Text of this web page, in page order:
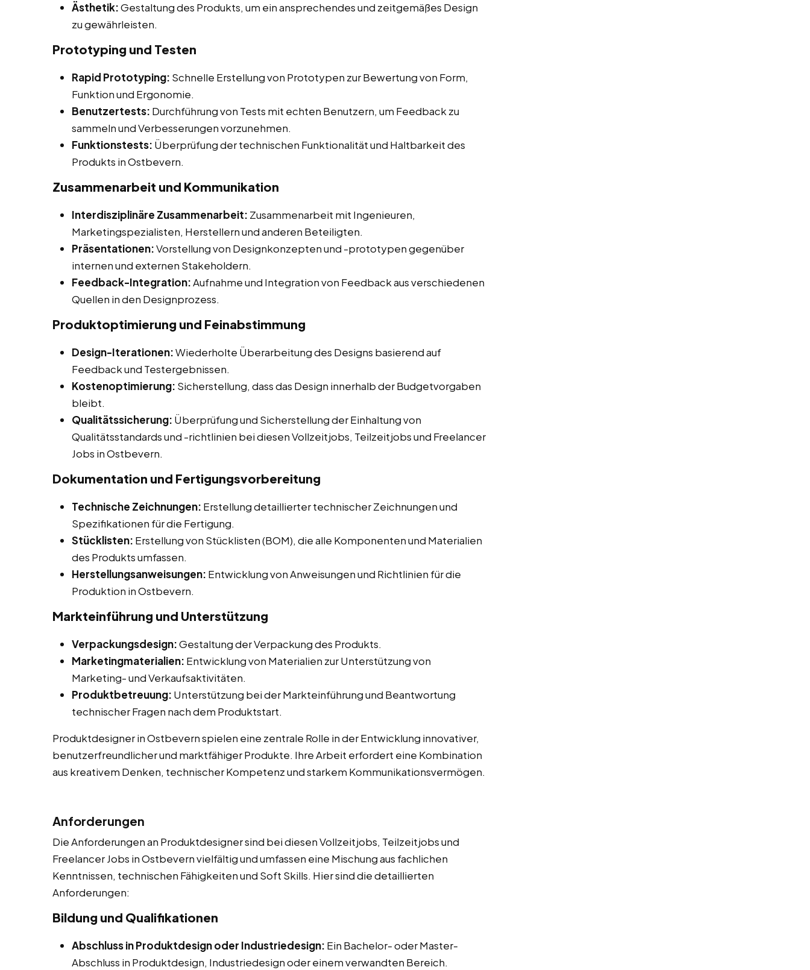
Ästhetik:Gestaltung des Produkts, um ein ansprechendes und zeitgemäßes Design
zu gewährleisten.
Prototyping und Testen
Rapid Prototyping: Schnelle Erstellung von Prototypen zur Bewertung von Form,
Funktion und Ergonomie.
Benutzertests: Durchführung von Tests mit echten Benutzern, um Feedback zu
sammeln und Verbesserungen vorzunehmen.
Funktionstests: Überprüfung der technischen Funktionalität und Haltbarkeit des
Produkts in Ostbevern.
Zusammenarbeit und Kommunikation
Interdisziplinäre Zusammenarbeit: Zusammenarbeit mit Ingenieuren,
Marketingspezialisten, Herstellern und anderen Beteiligten.
Präsentationen:Vorstellung von Designkonzepten und -prototypen gegenüber
internen und externen Stakeholdern.
Feedback-Integration:Aufnahme und Integration von Feedback aus verschiedenen
Quellen in den Designprozess.
Produktoptimierung und Feinabstimmung
Design-Iterationen:Wiederholte Überarbeitung des Designs basierend auf
Feedback und Testergebnissen.
Kostenoptimierung: Sicherstellung, dass das Design innerhalb der Budgetvorgaben
bleibt.
Qualitätssicherung: Überprüfung und Sicherstellung der Einhaltung von
Qualitätsstandards und -richtlinien bei diesen Vollzeitjobs, Teilzeitjobs und Freelancer
Jobs in Ostbevern.
Dokumentation und Fertigungsvorbereitung
Technische Zeichnungen: Erstellung detaillierter technischer Zeichnungen und
Spezifikationen für die Fertigung.
Stücklisten: Erstellung von Stücklisten (BOM), die alle Komponenten und Materialien
des Produkts umfassen.
Herstellungsanweisungen: Entwicklung von Anweisungen und Richtlinien für die
Produktion in Ostbevern.
Markteinführung und Unterstützung
Verpackungsdesign:Gestaltung der Verpackung des Produkts.
Marketingmaterialien: Entwicklung von Materialien zur Unterstützung von
Marketing- und Verkaufsaktivitäten.
Produktbetreuung: Unterstützung bei der Markteinführung und Beantwortung
technischer Fragen nach dem Produktstart.
Produktdesigner in Ostbevern spielen eine zentrale Rolle in der Entwicklung innovativer,
benutzerfreundlicher und marktfähiger Produkte. Ihre Arbeit erfordert eine Kombination
aus kreativem Denken, technischer Kompetenz und starkem Kommunikationsvermögen.
Anforderungen
Die Anforderungen an Produktdesigner sind bei diesen Vollzeitjobs, Teilzeitjobs und
Freelancer Jobs in Ostbevern vielfältig und umfassen eine Mischung aus fachlichen
Kenntnissen, technischen Fähigkeiten und Soft Skills. Hier sind die detaillierten
Anforderungen:
Bildung und Qualifikationen
Abschluss in Produktdesign oder Industriedesign: Ein Bachelor- oder Master-
Abschluss in Produktdesign, Industriedesign oder einem verwandten Bereich.